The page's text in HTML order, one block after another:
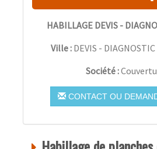
HABILLAGE DEVIS -
Ville : DEVIS -
Société :
CONTACT OU